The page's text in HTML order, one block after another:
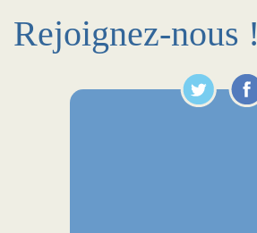
Rejoignez-nous !